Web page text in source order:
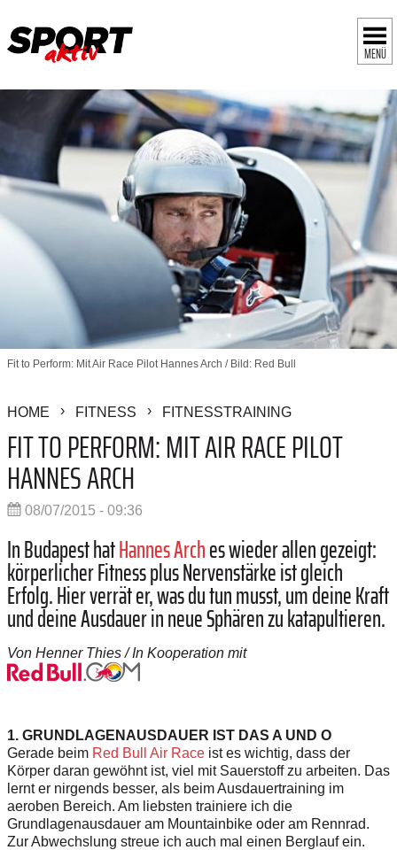
MENÜ
Fit to Perform: Mit Air Race Pilot Hannes Arch / Bild: Red Bull
HOME FITNESS FITNESSTRAINING
FIT TO PERFORM: MIT AIR RACE PILOT
HANNES ARCH
08/07/2015 - 09:36
In Budapest hatHannes Arches wieder allen gezeigt:
körperlicher Fitness plus Nervenstärke ist gleich
Erfolg. Hier verrät er, was du tun musst, um deine Kraft
und deine Ausdauer in neue Sphären zu katapultieren.
Von Henner Thies / In Kooperation mit
1. GRUNDLAGENAUSDAUER IST DAS A UND O
Gerade beim Red Bull Air Race ist es wichtig, dass der
Körper daran gewöhnt ist, viel mit Sauerstoff zu arbeiten. Das
lernt er nirgends besser, als beim Ausdauertraining im
aeroben Bereich. Am liebsten trainiere ich die
Grundlagenausdauer am Mountainbike oder am Rennrad.
Zur Abwechslung streue ich auch mal einen Berglauf ein.